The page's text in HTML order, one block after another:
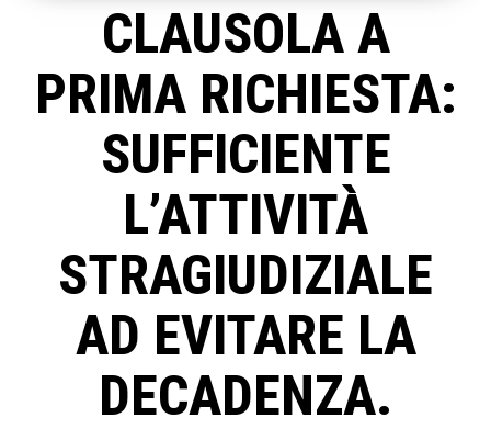
CLAUSOLA A
PRIMA RICHIESTA:
SUFFICIENTE
L’ATTIVITÀ
STRAGIUDIZIALE
AD EVITARE LA
DECADENZA.